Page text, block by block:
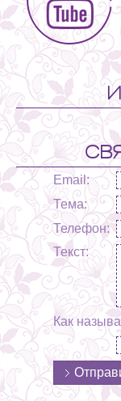
Email:
Тема:
Телефон:
Текст:
Как